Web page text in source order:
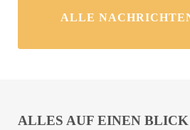
ALLE
ALLES AUF EINEN BLICK